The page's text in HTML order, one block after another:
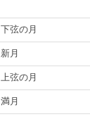
下弦の月
新月
上弦の月
満月